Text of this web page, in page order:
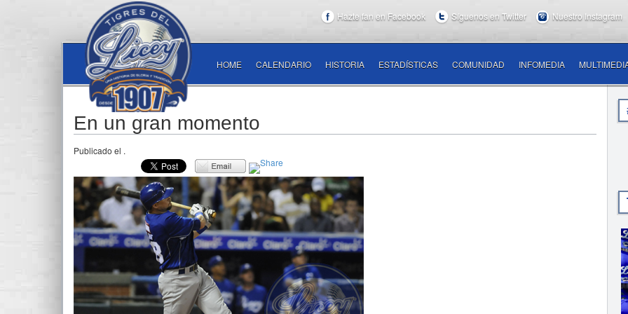
Hazte fan en Facebook Síguenos en Twitter Nuestro Instagram
HOME CALENDARIO HISTORIA ESTADÍSTICAS COMUNIDAD INFOMEDIA
En un gran momento
Publicado el .